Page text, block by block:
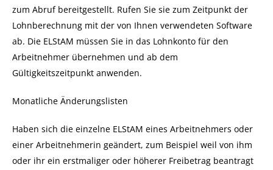
zum Abruf bereitgestellt. Rufen Sie sie zum Zeitpunkt der
Lohnberechnung mit der von Ihnen verwendeten Software
ab. Die ELStAM müssen Sie in das Lohnkonto für den
Arbeitnehmer übernehmen und ab dem
Gültigkeitszeitpunkt anwenden.
Monatliche Änderungslisten
Haben sich die einzelne ELStAM eines Arbeitnehmers oder
einer Arbeitnehmerin geändert, zum Beispiel weil von ihm
oder ihr ein erstmaliger oder höherer Freibetrag beantragt